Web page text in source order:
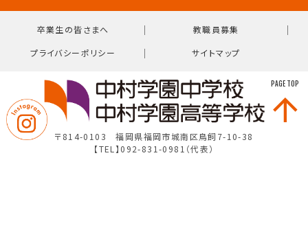
卒業生の皆さまへ ｜ 教職員募集 ｜
プライバシーポリシー ｜ サイトマップ
〒814-0103 福岡県福岡市城南区鳥飼7-10-38
【TEL】092-831-0981（代表）
PAGE TOP